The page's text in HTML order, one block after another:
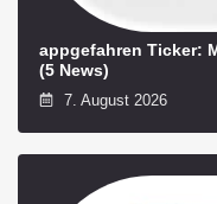
appgefahren Ticker:
(5 News)
7. August 2026